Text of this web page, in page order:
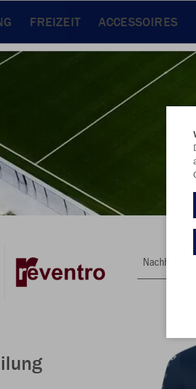
FREIZEIT ACCESSOIRES
Nachhaltig